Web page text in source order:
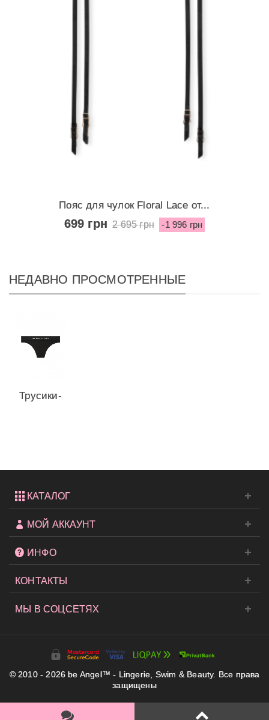
Пояс для чулок Floral Lace от...
699 грн 2 695 грн -1 996 грн
НЕДАВНО ПРОСМОТРЕННЫЕ
Трусики-
КАТАЛОГ
МОЙ АККАУНТ
ИНФО
КОНТАКТЫ
МЫ В СОЦСЕТЯХ
© 2010 - 2026 be Angel™ - Lingerie, Swim & Beauty. Все права
защищены